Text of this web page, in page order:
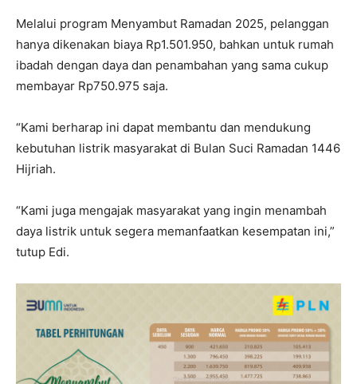
Melalui program Menyambut Ramadan 2025, pelanggan
hanya dikenakan biaya Rp1.501.950, bahkan untuk rumah
ibadah dengan daya dan penambahan yang sama cukup
membayar Rp750.975 saja.
“Kami berharap ini dapat membantu dan mendukung
kebutuhan listrik masyarakat di Bulan Suci Ramadan 1446
Hijriah.
“Kami juga mengajak masyarakat yang ingin menambah
daya listrik untuk segera memanfaatkan kesempatan ini,”
tutup Edi.